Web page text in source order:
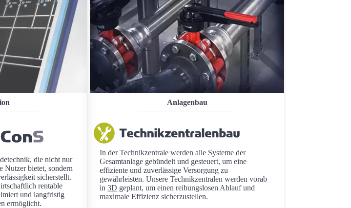
die nicht nur
bietet, sondern
sicherstellt.
rentable
und langfristig
ermöglicht.
Anlagenbau
In der Technikzentrale werden alle Systeme der
Gesamtanlage gebündelt und gesteuert, um eine
effiziente und zuverlässige Versorgung zu
gewährleisten. Unsere Technikzentralen werden vorab
in3D geplant, um einen reibungslosen Ablauf und
maximale Effizienz sicherzustellen.